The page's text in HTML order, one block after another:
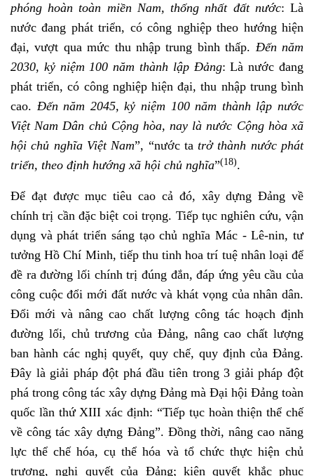
phóng hoàn toàn miền Nam, thống nhất đất nước: Là
nước đang phát triển, có công nghiệp theo hướng hiện
đại, vượt qua mức thu nhập trung bình thấp. Đến năm
2030, kỷ niệm 100 năm thành lập Đảng: Là nước đang
phát triển, có công nghiệp hiện đại, thu nhập trung bình
cao. Đến năm 2045, kỷ niệm 100 năm thành lập nước
Việt Nam Dân chủ Cộng hòa, nay là nước Cộng hòa xã
hội chủ nghĩa Việt Nam”, “nước tatrở thành nước phát
triển, theo định hướng xã hội chủ nghĩa”(18).
Để đạt được mục tiêu cao cả đó, xây dựng Đảng về
chính trị cần đặc biệt coi trọng. Tiếp tục nghiên cứu, vận
dụng và phát triển sáng tạo chủ nghĩa Mác - Lê-nin, tư
tưởng Hồ Chí Minh, tiếp thu tinh hoa trí tuệ nhân loại để
đề ra đường lối chính trị đúng đắn, đáp ứng yêu cầu của
công cuộc đổi mới đất nước và khát vọng của nhân dân.
Đổi mới và nâng cao chất lượng công tác hoạch định
đường lối, chủ trương của Đảng, nâng cao chất lượng
ban hành các nghị quyết, quy chế, quy định của Đảng.
Đây là giải pháp đột phá đầu tiên trong 3 giải pháp đột
phá trong công tác xây dựng Đảng mà Đại hội Đảng toàn
quốc lần thứ XIII xác định: “Tiếp tục hoàn thiện thể chế
về công tác xây dựng Đảng”. Đồng thời, nâng cao năng
lực thể chế hóa, cụ thể hóa và tổ chức thực hiện chủ
trương, nghị quyết của Đảng; kiên quyết khắc phục